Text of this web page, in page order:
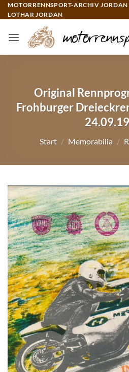
Zum
Inhalt
MOTORRENNSPORT-ARCHIV
LOTHAR JORDAN
Original
Frohburger
Start / Memorabilia /